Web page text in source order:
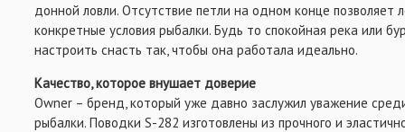
донной ловли. Отсутствие петли на одном конце позволяет
конкретные условия рыбалки. Будь то спокойная река или
настроить снасть так, чтобы она работала идеально.
Качество, которое внушает доверие
Owner – бренд, который уже давно заслужил уважение
рыбалки. Поводки S-282 изготовлены из прочного и